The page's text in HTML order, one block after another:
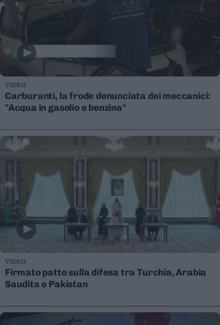
Ledro
Lavis
Rotaliana
Valle
Valsugana
–
Primiero
Non
–
Sole
Fassa
Giudicarie
Rendena
Alto
–
Südtirol
Dolomiti
Leggi/Abbonati
VIDEO
Carburanti, la frode denunciata dei meccanici:
"Acqua in gasolio e benzina"
VIDEO
Firmato patto sulla difesa tra Turchia, Arabia
Saudita e Pakistan